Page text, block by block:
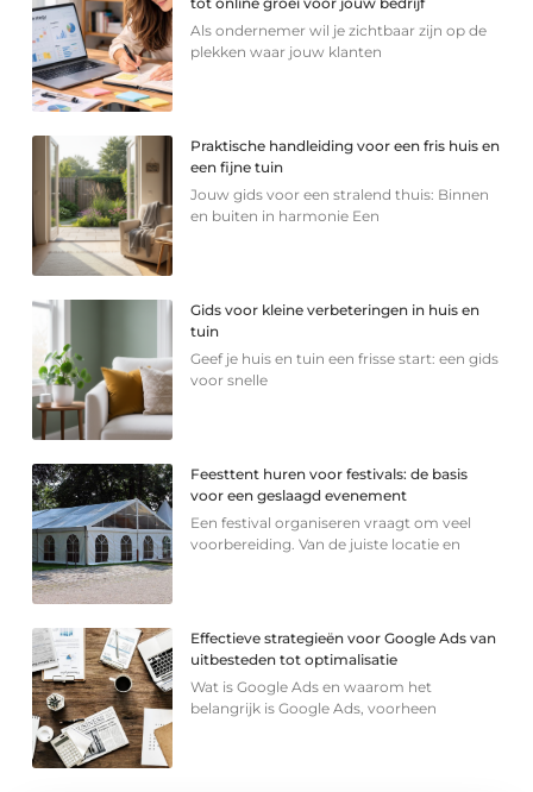
Als ondernemer wil je zichtbaar zijn op de
plekken waar jouw klanten
Praktische handleiding voor een fris huis en
een fijne tuin
Jouw gids voor een stralend thuis: Binnen
en buiten in harmonie Een
Gids voor kleine verbeteringen in huis en
tuin
Geef je huis en tuin een frisse start: een gids
voor snelle
Feesttent huren voor festivals: de basis
voor een geslaagd evenement
Een festival organiseren vraagt om veel
voorbereiding. Van de juiste locatie en
Effectieve strategieën voor Google Ads van
uitbesteden tot optimalisatie
Wat is Google Ads en waarom het
belangrijk is Google Ads, voorheen